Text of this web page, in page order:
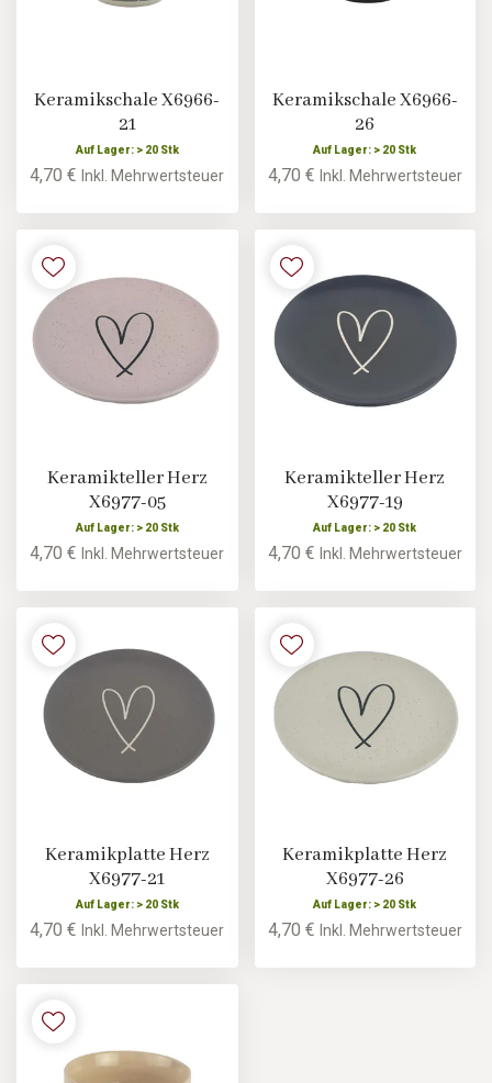
Keramikschale X6966-
21
Auf Lager: > 20 Stk
4,70 €Inkl. Mehrwertsteuer
Keramikschale X6966-
26
Auf Lager: > 20 Stk
4,70 € Inkl. Mehrwertsteuer
Keramikteller Herz
X6977-05
Auf Lager: > 20 Stk
4,70 €Inkl. Mehrwertsteuer
Keramikteller Herz
X6977-19
Auf Lager: > 20 Stk
4,70 € Inkl. Mehrwertsteuer
Keramikplatte Herz
X6977-21
Auf Lager: > 20 Stk
4,70 €Inkl. Mehrwertsteuer
Keramikplatte Herz
X6977-26
Auf Lager: > 20 Stk
4,70 € Inkl. Mehrwertsteuer